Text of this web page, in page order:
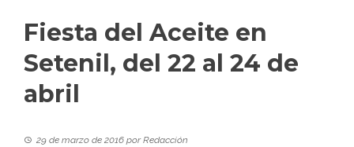
Fiesta del Aceite en
Setenil, del 22 al 24 de
abril
29 de marzo de 2016 porRedacción